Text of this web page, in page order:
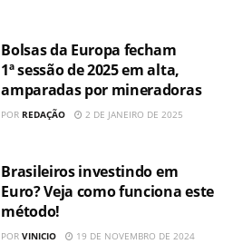
Bolsas da Europa fecham
1ª sessão de 2025 em alta,
amparadas por mineradoras
POR REDAÇÃO 2 DE JANEIRO DE 2025
Brasileiros investindo em
Euro? Veja como funciona este
método!
POR VINICIO 19 DE NOVEMBRO DE 2024